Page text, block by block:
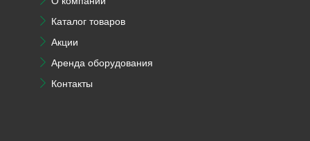
Каталог товаров
Акции
Аренда оборудования
Контакты